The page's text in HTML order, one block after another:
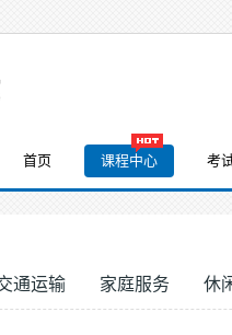
首页 课程中心 考
通运输 家庭服务 休